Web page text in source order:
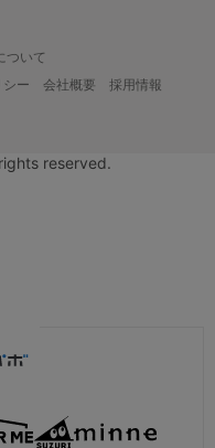
ついて
シー 会社概要
採用情報
reserved.